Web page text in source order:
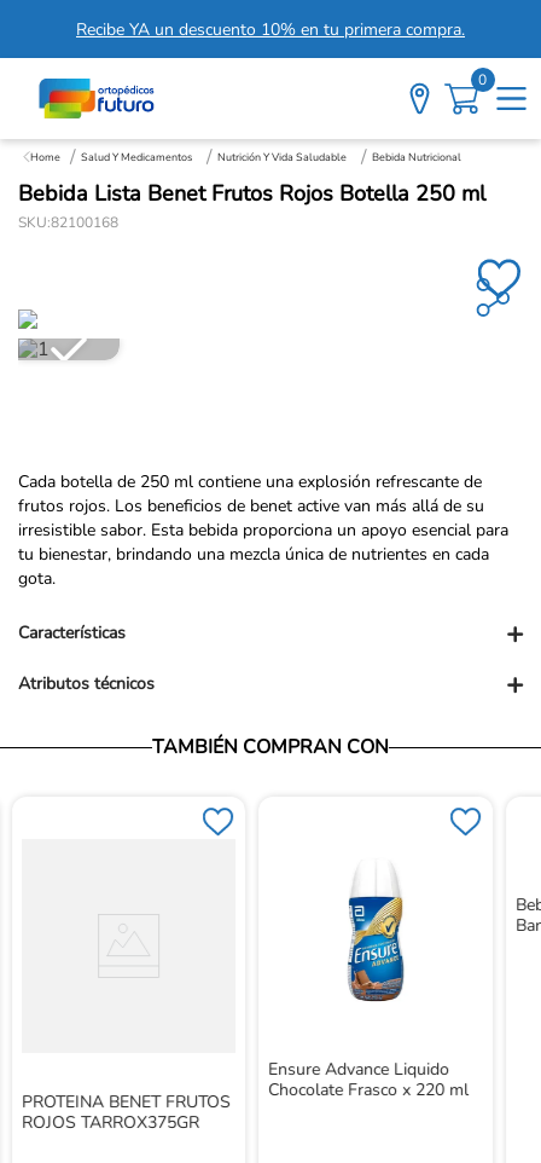
Recibe YA un descuento 10% en tu primera compra.
0
Salud Y Medicamentos Nutrición Y Vida Saludable Bebida Nutricional
Bebida Lista Benet Frutos Rojos Botella 250 ml
SKU:82100168
Cada botella de 250 ml contiene una explosión refrescante de
frutos rojos. Los beneficios de benet active van más allá de su
irresistible sabor. Esta bebida proporciona un apoyo esencial para
tu bienestar, brindando una mezcla única de nutrientes en cada
gota.
Características +
Atributos técnicos +
TAMBIÉN COMPRAN CON
PROTEINA BENET FRUTOS
ROJOS TARROX375GR
Ensure Advance Liquido
Chocolate Frasco x 220 ml